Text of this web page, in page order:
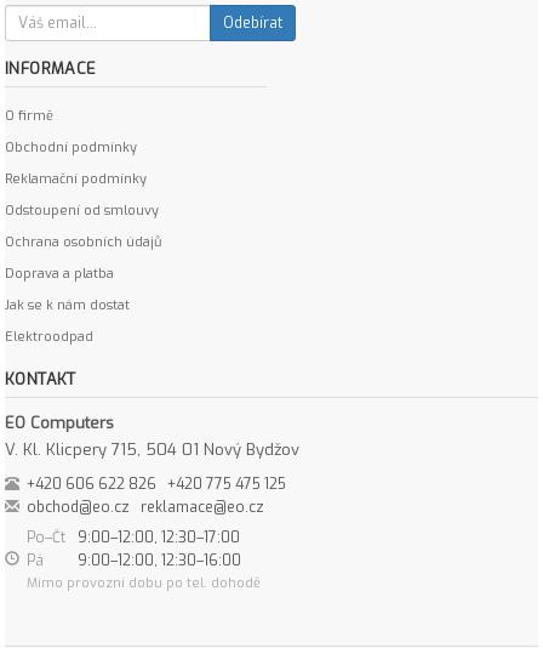
Odebírat
INFORMACE
O firmě
Obchodní podmínky
Reklamační podmínky
Odstoupení od smlouvy
Ochrana osobních údajů
Doprava a platba
Jak se k nám dostat
Elektroodpad
KONTAKT
EO Computers
V. Kl. Klicpery 715, 504 01 Nový Bydžov
+420 606 622 826
+420 775 475 125
obchod@eo.cz
reklamace@eo.cz
Po–Čt
9:00–12:00, 12:30–17:00
Pá
9:00–12:00, 12:30–16:00
Mimo provozní dobu po tel. dohodě